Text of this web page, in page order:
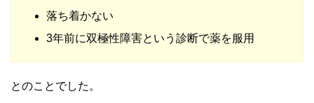
落ち着かない
3年前に双極性障害という診断で薬を服用
とのことでした。